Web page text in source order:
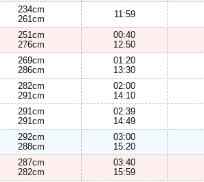
234cm
261cm
11:59
251cm
276cm
00:40
12:50
269cm
286cm
01:20
13:30
282cm
291cm
02:00
14:10
291cm
291cm
02:39
14:49
292cm
288cm
03:00
15:20
287cm
282cm
03:40
15:59